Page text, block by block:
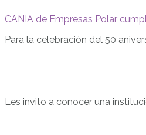
CANIA de Empresas Polar
Para la celebración del 50
Les invito a conocer una